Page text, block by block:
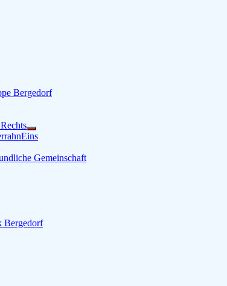
Bergedorf
Untermenü
anzeigen
Gemeinschaft
Bergedorf